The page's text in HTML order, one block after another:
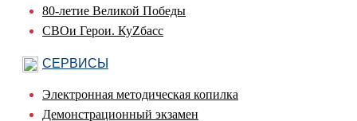
80-летие Великой Победы
СВОи Герои. КуZбасс
СЕРВИСЫ
Электронная методическая копилка
Демонстрационный экзамен